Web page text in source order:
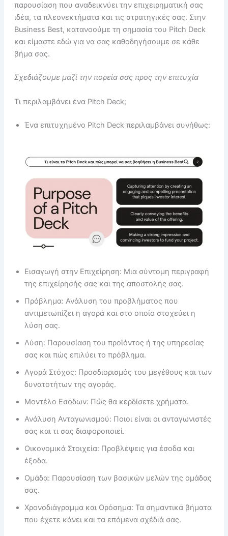
παρουσίαση που αναδεικνύει την επιχειρηματική σας
ιδέα, τα πλεονεκτήματα και τις στρατηγικές σας. Στην
Business Best, κατανοούμε τη σημασία του Pitch Deck
και είμαστε εδώ για να σας καθοδηγήσουμε σε κάθε
βήμα σας.
Σχεδιάζουμε μαζί την πορεία σας προς την επιτυχία
Τι περιλαμβάνει ένα Pitch Deck;
Ένα επιτυχημένο Pitch Deck περιλαμβάνει συνήθως:
Εισαγωγή στην Επιχείρηση: Μια σύντομη περιγραφή
της επιχείρησής σας και της αποστολής σας.
Πρόβλημα: Ανάλυση του προβλήματος που
αντιμετωπίζει η αγορά και στο οποίο στοχεύει η
λύση σας.
Λύση: Παρουσίαση του προϊόντος ή της υπηρεσίας
σας και πώς επιλύει το πρόβλημα.
Αγορά Στόχος: Προσδιορισμός του μεγέθους και των
δυνατοτήτων της αγοράς.
Μοντέλο Εσόδων: Πώς θα κερδίσετε χρήματα.
Ανάλυση Ανταγωνισμού: Ποιοι είναι οι ανταγωνιστές
σας και τι σας διαφοροποιεί.
Οικονομικά Στοιχεία: Προβλέψεις για έσοδα και
έξοδα.
Ομάδα: Παρουσίαση των βασικών μελών της ομάδας
σας.
Χρονοδιάγραμμα και Ορόσημα: Τα σημαντικά βήματα
που έχετε κάνει και τα επόμενα σχέδιά σας.